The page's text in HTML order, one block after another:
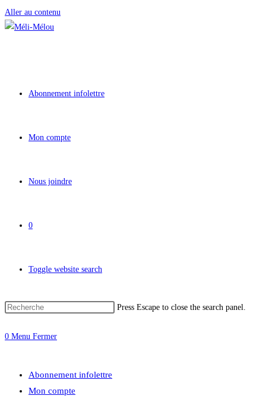
Aller au contenu
Abonnement infolettre
Mon compte
Nous joindre
0
Toggle website search
Press Escape to close the search panel.
0 Menu Fermer
Abonnement infolettre
Mon compte